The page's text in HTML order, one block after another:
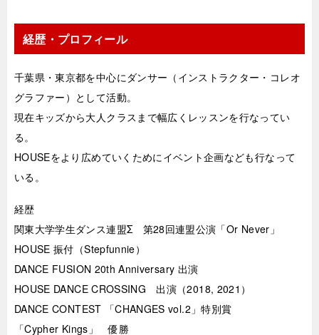
経歴・プロフィール
千葉県・東京都を中心にダンサー（インストラクター・コレオ
グラファー）として活動。
現在キッズから大人クラスまで幅広くレッスンを行なってい
る。
HOUSEをより広めていくためにイベント企画なども行なって
いる。
経歴
関東大学学生ダンス連盟Σ 第28回連盟公演「Or Never」
HOUSE 振付（Stepfunnie）
DANCE FUSION 20th Anniversary 出演
HOUSE DANCE CROSSING 出演（2018, 2021）
DANCE CONTEST 「CHANGES vol.2」特別賞
「Cypher Kings」 優勝